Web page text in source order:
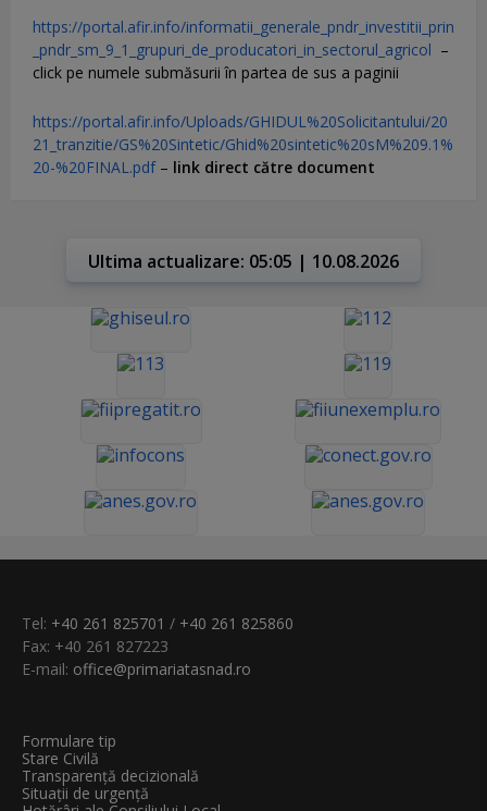
https://portal.afir.info/informatii_generale_pndr_investitii_prin
_pndr_sm_9_1_grupuri_de_producatori_in_sectorul_agricol –
click pe numele submăsurii în partea de sus a paginii
https://portal.afir.info/Uploads/GHIDUL%20Solicitantului/20
21_tranzitie/GS%20Sintetic/Ghid%20sintetic%20sM%209.1%
20-%20FINAL.pdf– link direct către document
Ultima actualizare: 05:05 | 10.08.2026
Tel: +40 261 825701 / +40 261 825860
Fax: +40 261 827223
E-mail: office@primariatasnad.ro
Formulare tip
Stare Civilă
Transparenţă decizională
Situații de urgență